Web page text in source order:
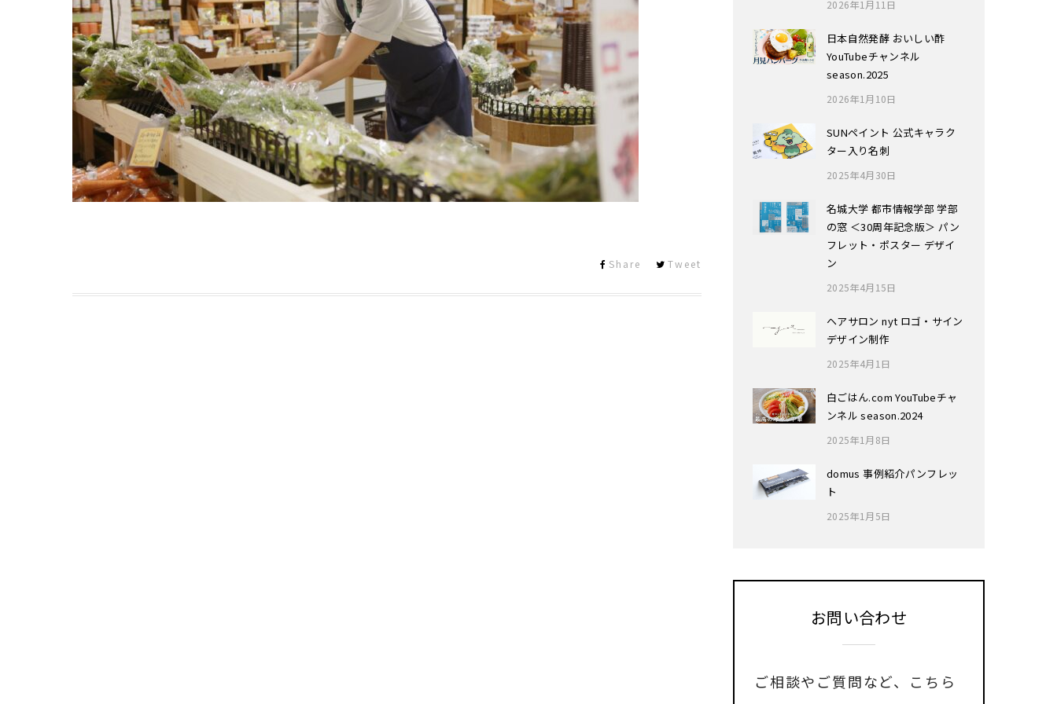
Share Tweet
2026年1月11日
日本自然発酵 おいしい酢
YouTubeチャンネル
season.2025
2026年1月10日
SUNペイント 公式キャラク
ター入り名刺
2025年4月30日
名城大学 都市情報学部 学部
の窓 ＜30周年記念版＞ パン
フレット・ポスター デザイ
ン
2025年4月15日
ヘアサロン nyt ロゴ・サイン
デザイン制作
2025年4月1日
白ごはん.com YouTubeチャ
ンネル season.2024
2025年1月8日
domus 事例紹介パンフレッ
ト
2025年1月5日
お問い合わせ
ご相談やご質問など、
こちら